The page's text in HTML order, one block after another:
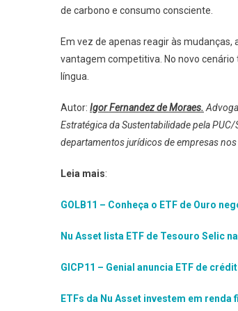
de carbono e consumo consciente.
Em vez de apenas reagir às
vantagem competitiva. No novo
língua.
Autor: Igor Fernandez de Moraes.
Estratégica da Sustentabilidade pela
departamentos jurídicos de empresas
Leia mais:
GOLB11 – Conheça o ETF de Ouro
Nu Asset lista ETF de Tesouro Selic
GICP11 – Genial anuncia ETF de
ETFs da Nu Asset investem em renda